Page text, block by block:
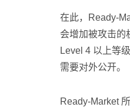
在此，Ready-
会增加被攻击的
Level 4 以上等
需要对外公开。
Ready-Market